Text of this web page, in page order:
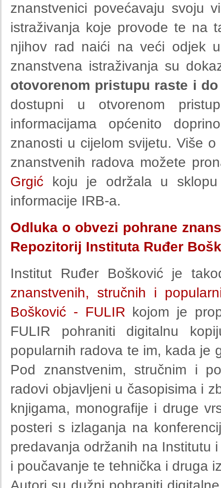
znanstvenici povećavaju svoju
istraživanja koje provode te na
njihov rad naići na veći odjek
znanstvena istraživanja su
otovorenom pristupu raste i do
dostupni u otvorenom
informacijama općenito
znanosti u cijelom svijetu. Više
znanstvenih radova možete
Grgić koju je održala u
informacije IRB-a.
Odluka o obvezi pohrane
Repozitorij Instituta Ruđer
Institut Ruđer Bošković je
znanstvenih, stručnih i
Bošković - FULIR kojom je
FULIR pohraniti digitalnu
popularnih radova te im, kada je
Pod znanstvenim, stručnim i
radovi objavljeni u časopisima i
knjigama, monografije i druge
posteri s izlaganja na
predavanja održanih na Institutu
i poučavanje te tehnička i druga